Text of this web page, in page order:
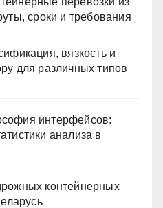
сроки и требования
вязкость и
для различных типов
интерфейсов:
анализа в
контейнерных